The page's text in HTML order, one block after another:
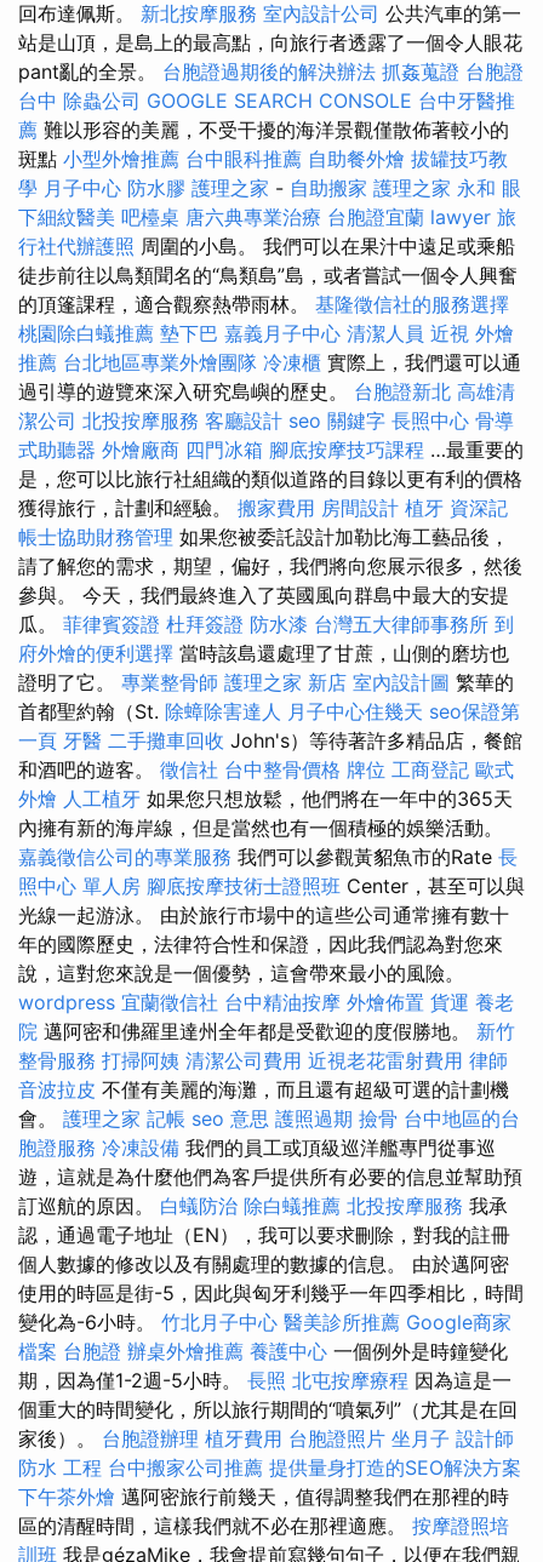
回布達佩斯。 新北按摩服務 室內設計公司 公共汽車的第一
站是山頂，是島上的最高點，向旅行者透露了一個令人眼花
pant亂的全景。 台胞證過期後的解決辦法 抓姦蒐證 台胞證
台中 除蟲公司 GOOGLE SEARCH CONSOLE 台中牙醫推
薦 難以形容的美麗，不受干擾的海洋景觀僅散佈著較小的
斑點 小型外燴推薦 台中眼科推薦 自助餐外燴 拔罐技巧教
學 月子中心 防水膠 護理之家 - 自助搬家 護理之家 永和 眼
下細紋醫美 吧檯桌 唐六典專業治療 台胞證宜蘭 lawyer 旅
行社代辦護照 周圍的小島。 我們可以在果汁中遠足或乘船
徒步前往以鳥類聞名的“鳥類島”島，或者嘗試一個令人興奮
的頂篷課程，適合觀察熱帶雨林。 基隆徵信社的服務選擇
桃園除白蟻推薦 墊下巴 嘉義月子中心 清潔人員 近視 外燴
推薦 台北地區專業外燴團隊 冷凍櫃 實際上，我們還可以通
過引導的遊覽來深入研究島嶼的歷史。 台胞證新北 高雄清
潔公司 北投按摩服務 客廳設計 seo 關鍵字 長照中心 骨導
式助聽器 外燴廠商 四門冰箱 腳底按摩技巧課程 …最重要的
是，您可以比旅行社組織的類似道路的目錄以更有利的價格
獲得旅行，計劃和經驗。 搬家費用 房間設計 植牙 資深記
帳士協助財務管理 如果您被委託設計加勒比海工藝品後，
請了解您的需求，期望，偏好，我們將向您展示很多，然後
參與。 今天，我們最終進入了英國風向群島中最大的安提
瓜。 菲律賓簽證 杜拜簽證 防水漆 台灣五大律師事務所 到
府外燴的便利選擇 當時該島還處理了甘蔗，山側的磨坊也
證明了它。 專業整骨師 護理之家 新店 室內設計圖 繁華的
首都聖約翰（St. 除蟑除害達人 月子中心住幾天 seo保證第
一頁 牙醫 二手攤車回收 John's）等待著許多精品店，餐館
和酒吧的遊客。 徵信社 台中整骨價格 牌位 工商登記 歐式
外燴 人工植牙 如果您只想放鬆，他們將在一年中的365天
內擁有新的海岸線，但是當然也有一個積極的娛樂活動。
嘉義徵信公司的專業服務 我們可以參觀黃貂魚市的Rate 長
照中心 單人房 腳底按摩技術士證照班 Center，甚至可以與
光線一起游泳。 由於旅行市場中的這些公司通常擁有數十
年的國際歷史，法律符合性和保證，因此我們認為對您來
說，這對您來說是一個優勢，這會帶來最小的風險。
wordpress 宜蘭徵信社 台中精油按摩 外燴佈置 貨運 養老
院 邁阿密和佛羅里達州全年都是受歡迎的度假勝地。 新竹
整骨服務 打掃阿姨 清潔公司費用 近視老花雷射費用 律師
音波拉皮 不僅有美麗的海灘，而且還有超級可選的計劃機
會。 護理之家 記帳 seo 意思 護照過期 撿骨 台中地區的台
胞證服務 冷凍設備 我們的員工或頂級巡洋艦專門從事巡
遊，這就是為什麼他們為客戶提供所有必要的信息並幫助預
訂巡航的原因。 白蟻防治 除白蟻推薦 北投按摩服務 我承
認，通過電子地址（EN），我可以要求刪除，對我的註冊
個人數據的修改以及有關處理的數據的信息。 由於邁阿密
使用的時區是街-5，因此與匈牙利幾乎一年四季相比，時間
變化為-6小時。 竹北月子中心 醫美診所推薦 Google商家
檔案 台胞證 辦桌外燴推薦 養護中心 一個例外是時鐘變化
期，因為僅1-2週-5小時。 長照 北屯按摩療程 因為這是一
個重大的時間變化，所以旅行期間的“噴氣列”（尤其是在回
家後）。 台胞證辦理 植牙費用 台胞證照片 坐月子 設計師
防水 工程 台中搬家公司推薦 提供量身打造的SEO解決方案
下午茶外燴 邁阿密旅行前幾天，值得調整我們在那裡的時
區的清醒時間，這樣我們就不必在那裡適應。 按摩證照培
訓班 我是gézaMike，我會提前寫幾句句子，以便在我們親